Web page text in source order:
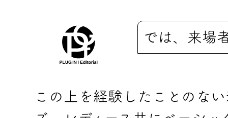
では、来場
この上を経験したことのな